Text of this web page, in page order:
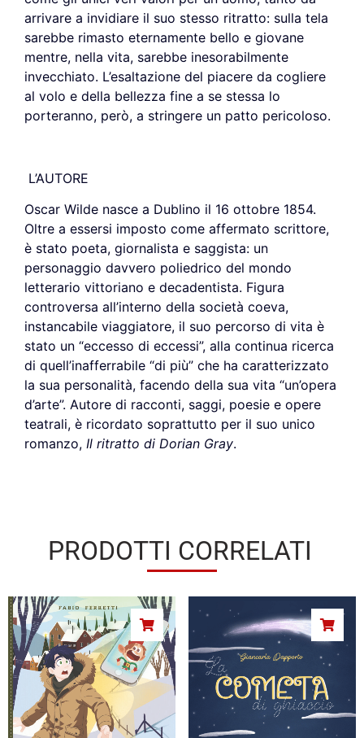
arrivare a invidiare il suo stesso ritratto: sulla tela
sarebbe rimasto eternamente bello e giovane
mentre, nella vita, sarebbe inesorabilmente
invecchiato. L’esaltazione del piacere da cogliere
al volo e della bellezza fine a se stessa lo
porteranno, però, a stringere un patto pericoloso.
L’AUTORE
Oscar Wilde nasce a Dublino il 16 ottobre 1854.
Oltre a essersi imposto come affermato scrittore,
è stato poeta, giornalista e saggista: un
personaggio davvero poliedrico del mondo
letterario vittoriano e decadentista. Figura
controversa all’interno della società coeva,
instancabile viaggiatore, il suo percorso di vita è
stato un “eccesso di eccessi”, alla continua ricerca
di quell’inafferrabile “di più” che ha caratterizzato
la sua personalità, facendo della sua vita “un’opera
d’arte”. Autore di racconti, saggi, poesie e opere
teatrali, è ricordato soprattutto per il suo unico
romanzo, Il ritratto di Dorian Gray.
PRODOTTI CORRELATI